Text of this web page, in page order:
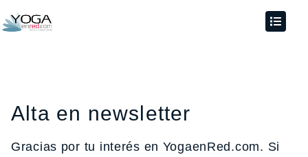
Alta en newsletter
Gracias por tu interés en YogaenRed.com. Si